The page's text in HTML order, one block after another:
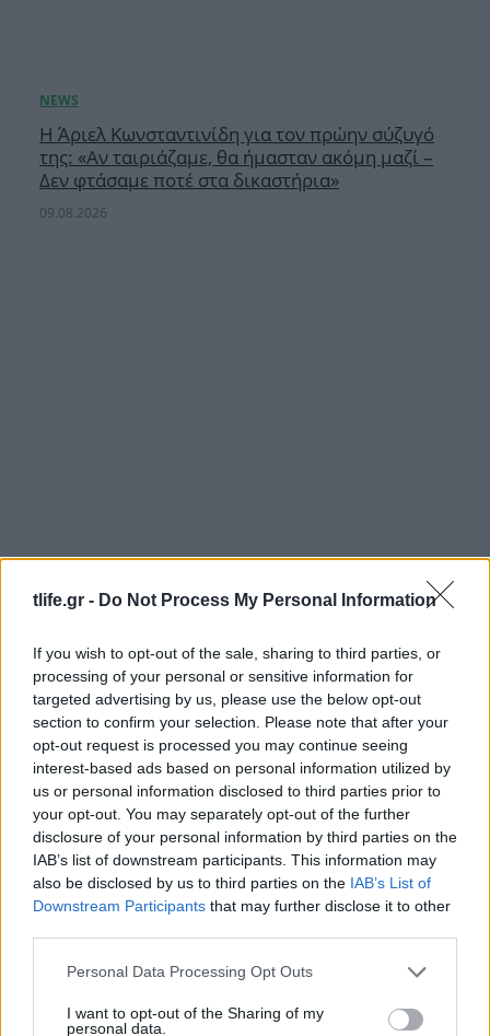
tlife.gr - Do Not Process My Personal Information
If you wish to opt-out of the sale, sharing to third parties, or
processing of your personal or sensitive information for
targeted advertising by us, please use the below opt-out
section to confirm your selection. Please note that after your
opt-out request is processed you may continue seeing
interest-based ads based on personal information utilized by
us or personal information disclosed to third parties prior to
your opt-out. You may separately opt-out of the further
disclosure of your personal information by third parties on the
IAB’s list of downstream participants. This information may
also be disclosed by us to third parties on the IAB’s List of
Downstream Participants that may further disclose it to other
Please note that this website/app uses one or more Google
not limited to your visit or usage behaviour. You may click to
Personal Data Processing Opt Outs
I want to opt-out of the Sharing of my
personal data.
Η Άριελ Κωνσταντινίδη για τον πρώην σύζυγό
της: «Αν ταιριάζαμε, θα ήμασταν ακόμη μαζί –
Δεν φτάσαμε ποτέ στα δικαστήρια»
09.08.2026
Ελίζαμπεθ Ελέτσι: Στον Άγιο Νεκτάριο με τον
την ευχή για τον γιο μας»
08.08.2026